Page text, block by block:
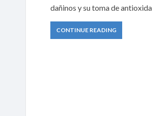
dañinos y su toma de
CONTINUE READING